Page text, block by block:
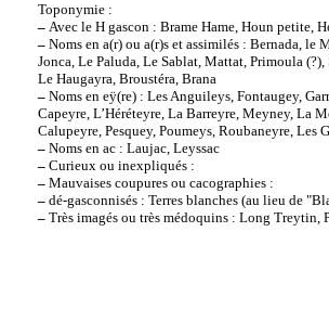
Toponymie :
–Avec le H gascon : Brame Hame, Houn petite,
–Noms en a(r) ou a(r)s et assimilés : Bernada, le
Jonca, Le Paluda, Le Sablat, Mattat, Primoula (?),
Le Haugayra, Broustéra, Brana
–Noms en eÿ(re) : Les Anguileys, Fontaugey,
Capeyre, L’Héréteyre, La Barreyre, Meyney, La
Calupeyre, Pesquey, Poumeys, Roubaneyre, Les
–Noms en ac : Laujac, Leyssac
–Curieux ou inexpliqués :
–Mauvaises coupures ou cacographies :
–dé-gasconnisés : Terres blanches (au lieu de
–Très imagés ou très médoquins : Long Treytin,